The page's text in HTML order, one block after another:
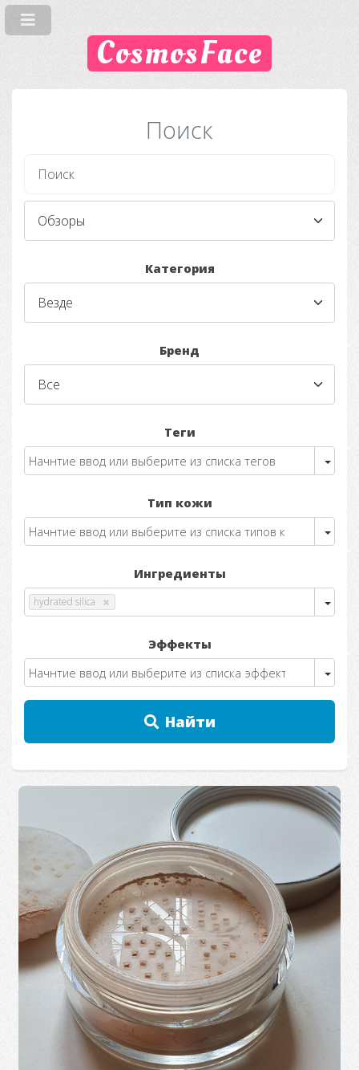
CosmosFace
Поиск
Категория
Бренд
Теги
Тип кожи
Ингредиенты
hydrated silica
Эффекты
Найти